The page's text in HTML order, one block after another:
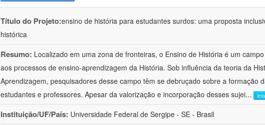
Título do Projeto:ensino de história para estudantes surdos: uma proposta
histórica
Resumo: Localizado em uma zona de fronteiras, o Ensino de História é um
aos processos de ensino-aprendizagem da História. Sob influência da teoria da
Aprendizagem, pesquisadores desse campo têm se debruçado sobre a formação
estudantes e professores. Apesar da valorização e incorporação desses sujei...
Instituição/UF/País: Universidade Federal de Sergipe - SE - Brasil